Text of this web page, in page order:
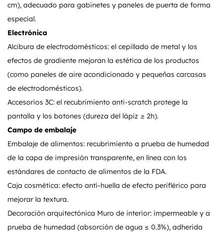
cm), adecuado para gabinetes y paneles de puerta de forma
especial.
Electrónica
Alcibura de electrodomésticos: el cepillado de metal y los
efectos de gradiente mejoran la estética de los productos
(como paneles de aire acondicionado y pequeñas carcasas
de electrodomésticos).
Accesorios 3C: el recubrimiento anti-scratch protege la
pantalla y los botones (dureza del lápiz ≥ 2h).
Campo de embalaje
Embalaje de alimentos: recubrimiento a prueba de humedad
de la capa de impresión transparente, en línea con los
estándares de contacto de alimentos de la FDA.
Caja cosmética: efecto anti-huella de efecto periflérico para
mejorar la textura.
Decoración arquitectónica Muro de interior: impermeable y a
prueba de humedad (absorción de agua ≤ 0.3%), adherida